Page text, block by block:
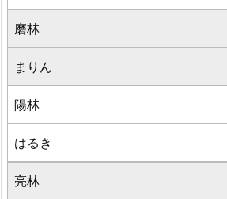
磨林
まりん
陽林
はるき
亮林